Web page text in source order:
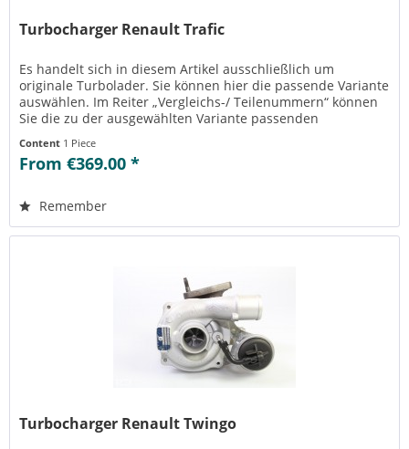
Turbocharger Renault Trafic
Es handelt sich in diesem Artikel ausschließlich um
originale Turbolader. Sie können hier die passende Variante
auswählen. Im Reiter „Vergleichs-/ Teilenummern“ können
Sie die zu der ausgewählten Variante passenden
Content 1 Piece
From €369.00 *
Remember
Turbocharger Renault Twingo